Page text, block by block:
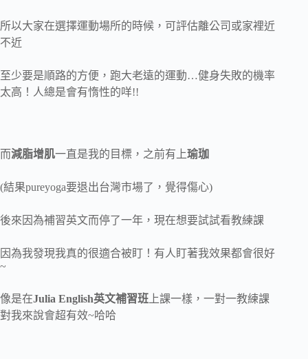
所以大家在選擇運動場所的時候，可評估離公司或家裡近
不近
至少要是順路的方便，跑大老遠的運動…健身失敗的機率
太高！人總是會有惰性的咩!!
而減脂增肌一直是我的目標，之前有上瑜珈
(結果pureyoga要退出台灣市場了，覺得傷心)
後來因為補習英文而停了一年，現在想要試試看教練課
因為我發現我真的很適合被盯！有人盯著我效果都會很好
~
像是在Julia English英文補習班上課一樣，一對一教練課
對我來說會超有效~哈哈